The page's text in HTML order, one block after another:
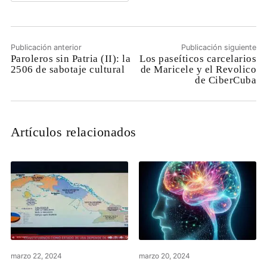
Publicación anterior
Paroleros sin Patria (II): la
2506 de sabotaje cultural
Publicación siguiente
Los paseíticos carcelarios
de Maricele y el Revolico
de CiberCuba
Artículos relacionados
marzo 22, 2024 marzo 20, 2024